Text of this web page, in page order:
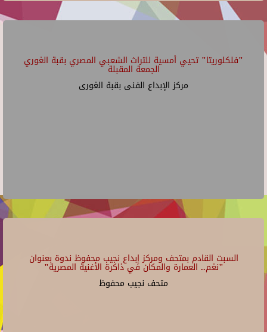
"فلكلوريتا" تحيي أمسية للتراث الشعبي المصري بقبة الغوري
الجمعة المقبلة
مركز الإبداع الفنى بقبة الغورى
السبت القادم بمتحف ومركز إبداع نجيب محفوظ ندوة بعنوان
"نغم.. العمارة والمكان في ذاكرة الأغنية المصرية"
متحف نجيب محفوظ